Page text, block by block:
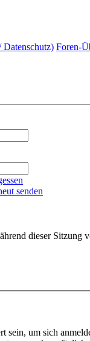
Foren-
senden
dieser Sitzung
sein, um sich